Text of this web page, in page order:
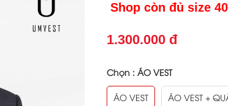
Shop còn đủ size
1.300.000 đ
Chọn : ÁO VEST
ÁO VEST ÁO VEST +